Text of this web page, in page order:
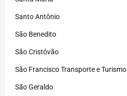
Santo Antônio
São Benedito
São Cristóvão
São Francisco Transporte e Turismo
São Geraldo